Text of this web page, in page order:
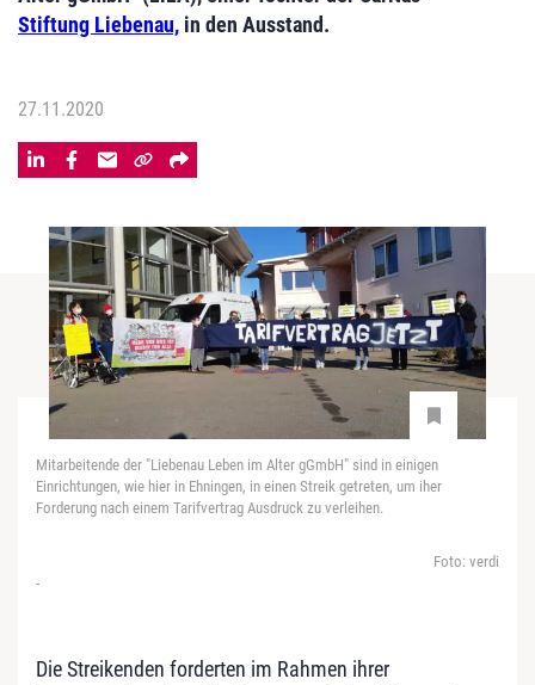
Stiftung Liebenau, in den Ausstand.
27.11.2020
Mitarbeitende der "Liebenau Leben im Alter gGmbH" sind in einigen
Einrichtungen, wie hier in Ehningen, in einen Streik getreten, um iher
Forderung nach einem Tarifvertrag Ausdruck zu verleihen.
Foto: verdi
-
Die Streikenden forderten im Rahmen ihrer